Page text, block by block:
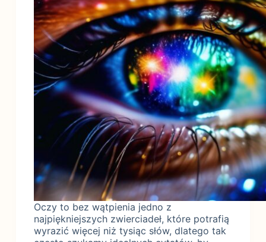
Oczy to bez wątpienia jedno z
najpiękniejszych zwierciadeł, które potrafią
wyrazić więcej niż tysiąc słów, dlatego tak